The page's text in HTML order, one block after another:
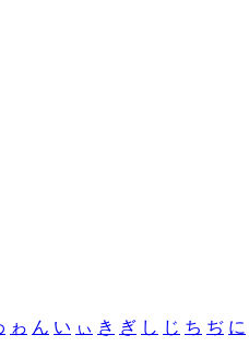
ゎ ん い ぃ き ぎ し じ ち ぢ に